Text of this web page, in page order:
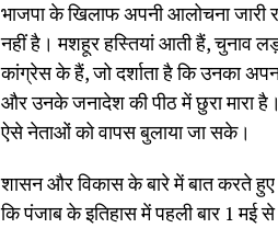
भाजपा के खिलाफ अपनी आलोचना जारी
नहीं है। मशहूर हस्तियां आती हैं, चुनाव
कांग्रेस के हैं, जो दर्शाता है कि उनका
और उनके जनादेश की पीठ में छुरा मारा
ऐसे नेताओं को वापस बुलाया जा सके।
शासन और विकास के बारे में बात करते
कि पंजाब के इतिहास में पहली बार 1 मई